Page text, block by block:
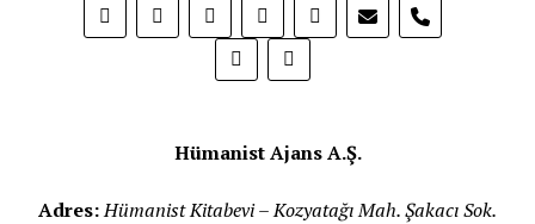
Hümanist Ajans A.Ş.
Adres:Hümanist Kitabevi – Kozyatağı Mah. Şakacı Sok.